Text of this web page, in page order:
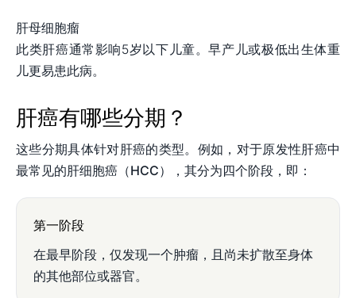
肝母细胞瘤
此类肝癌通常影响5岁以下儿童。早产儿或极低出生体重
儿更易患此病。
肝癌有哪些分期？
这些分期具体针对肝癌的类型。例如，对于原发性肝癌中
最常见的肝细胞癌（HCC），其分为四个阶段，即：
第一阶段
在最早阶段，仅发现一个肿瘤，且尚未扩散至身体
的其他部位或器官。